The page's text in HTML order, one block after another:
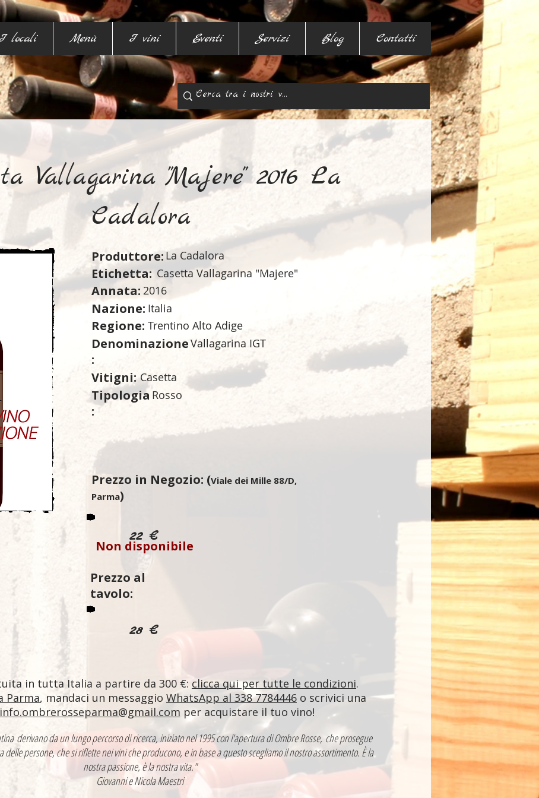
locali Menù I vini Eventi Servizi Blog Contatti
Vallagarina "Majere" 2016 La
Cadalora
Produttore:La Cadalora
Etichetta: Casetta Vallagarina "Majere"
Annata: 2016
Nazione: Italia
Regione: Trentino Alto Adige
Denominazione
:
Vallagarina IGT
Vitigni: Casetta
Tipologia
:
Rosso
Prezzo in Negozio: (Viale dei Mille 88/D,
Parma)
22 €
Non disponibile
Prezzo al
tavolo:
28 €
in tutta Italia a partire da 300 €: clicca qui per tutte le condizioni.
Parma, mandaci un messaggio WhatsApp al 338 7784446 o scrivici una
info.ombrerosseparma@gmail.com per acquistare il tuo vino!
derivano da un lungo percorso di ricerca, iniziato nel 1995 con l'apertura di Ombre Rosse, che prosegue
delle persone, che si riflette nei vini che producono, e in base a questo scegliamo il nostro assortimento. È la
nostra passione, è la nostra vita."
Giovanni e Nicola Maestri